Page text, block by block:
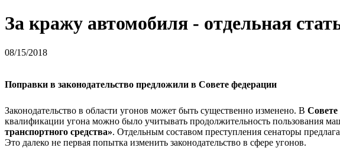
За кражу автомобиля - отдельная
08/15/2018
Поправки в законодательство предложили в Совете федерации
Законодательство в области угонов может быть существенно изменено. В Совете
квалификации угона можно было учитывать продолжительность пользования
транспортного средства». Отдельным составом преступления сенаторы
Это далеко не первая попытка изменить законодательство в сфере угонов.